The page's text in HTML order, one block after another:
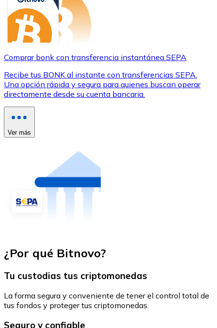
Comprar bonk con transferencia instantánea SEPA
Recibe tus BONK al instante con transferencias SEPA.
Una opción rápida y segura para quienes buscan operar
directamente desde su cuenta bancaria.
Ver más
¿Por qué Bitnovo?
Tu custodias tus criptomonedas
La forma segura y conveniente de tener el control total de
tus fondos y proteger tus criptomonedas.
Seguro y confiable